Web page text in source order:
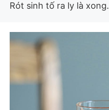
Rót sinh tố ra ly là xong.